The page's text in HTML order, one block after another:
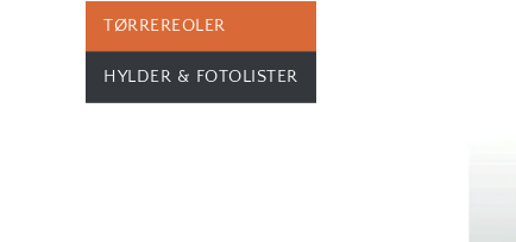
TØRREREOLER
HYLDER & FOTOLISTER